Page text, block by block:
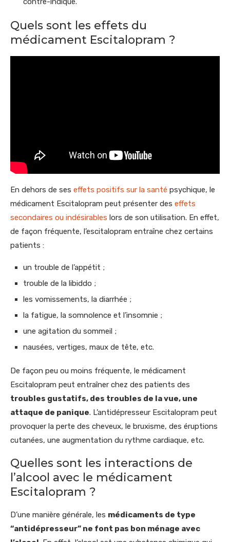
Quels sont les effets du
médicament Escitalopram ?
En dehors de ses effets positifs sur la santé psychique, le
médicament Escitalopram peut présenter des effets
secondaires ou indésirables lors de son utilisation. En effet,
de façon fréquente, l’escitalopram entraîne chez certains
patients :
un trouble de l’appétit ;
trouble de la libiddo ;
les vomissements, la diarrhée ;
la fatigue, la somnolence et l’insomnie ;
une agitation du sommeil ;
nausées, vertiges, maux de tête, etc.
De façon peu ou moins fréquente, le médicament
Escitalopram peut entraîner chez des patients des
troubles gustatifs, des troubles de la vue, une
attaque de panique. L’antidépresseur Escitalopram peut
provoquer la perte des cheveux, le bruxisme, des éruptions
cutanées, une augmentation du rythme cardiaque, etc.
Quelles sont les interactions de
l’alcool avec le médicament
Escitalopram ?
D’une manière générale, les médicaments de type
“antidépresseur” ne font pas bon ménage avec